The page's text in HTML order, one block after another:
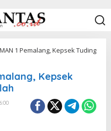
1 Pemalang, Kepsek Tuding
Kepsek